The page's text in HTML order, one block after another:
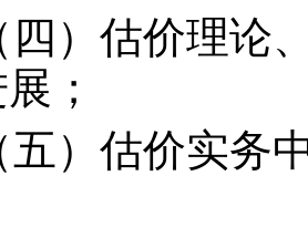
四）估价理论
；
五） 估价实务